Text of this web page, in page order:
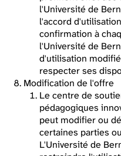
l'Université de
l'accord
confirmation à
l'Université de
d'utilisation
respecter ses
Modification de l'offre
Le centre de
pédagogiques
peut modifier ou
certaines parties
L'Université de